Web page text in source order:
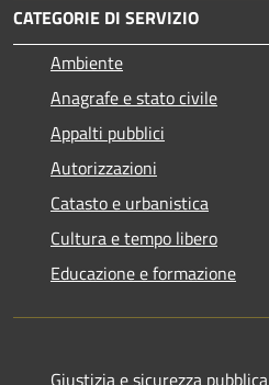
CATEGORIE DI SERVIZIO
Ambiente
Anagrafe e stato civile
Appalti pubblici
Autorizzazioni
Catasto e urbanistica
Cultura e tempo libero
Educazione e formazione
Giustizia e sicurezza pubblica